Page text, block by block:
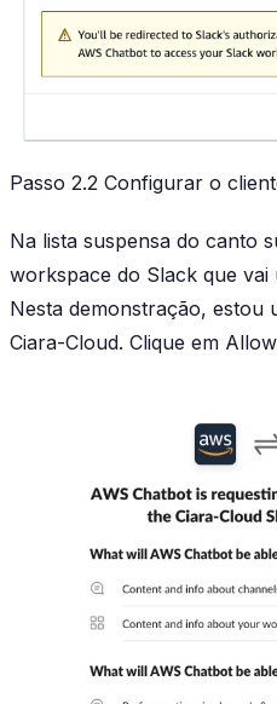
Passo 2.2 Configurar o
Na lista suspensa do canto
workspace do Slack que
Nesta demonstração, estou
Ciara-Cloud. Clique em